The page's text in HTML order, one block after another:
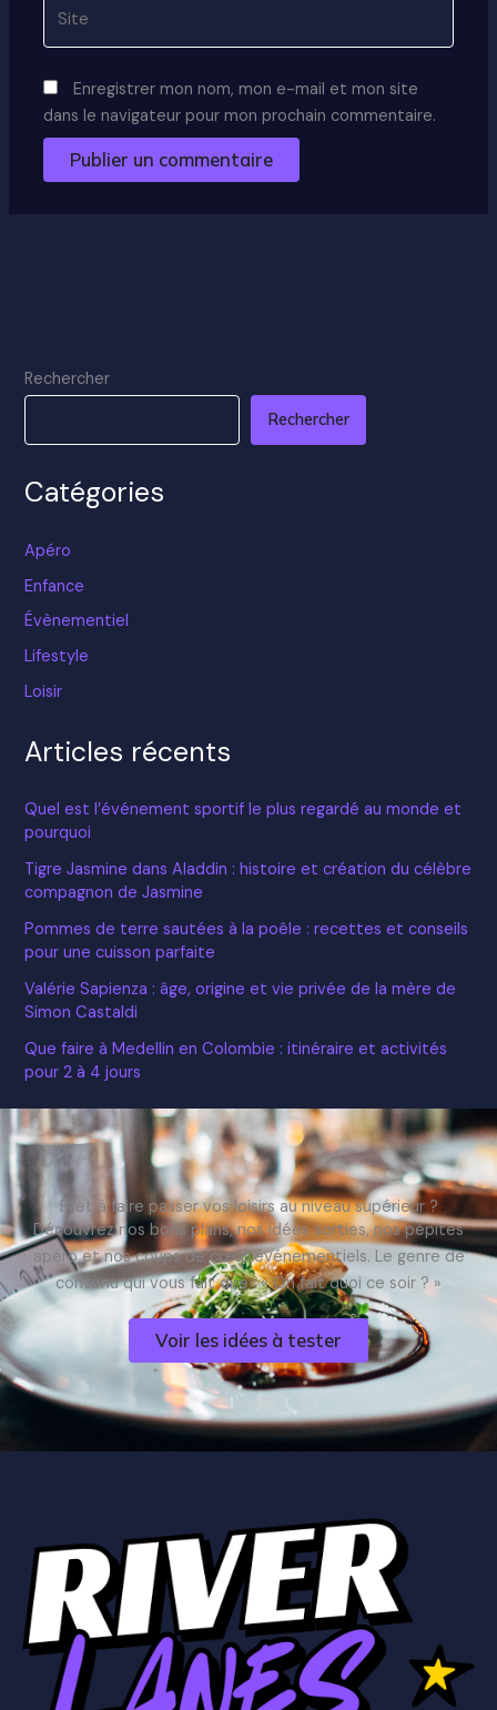
Enregistrer mon nom, mon e-mail et mon site
dans le navigateur pour mon prochain commentaire.
Rechercher
Rechercher
Catégories
Apéro
Enfance
Évènementiel
Lifestyle
Loisir
Articles récents
Quel est l’événement sportif le plus regardé au monde et
pourquoi
Tigre Jasmine dans Aladdin : histoire et création du célèbre
compagnon de Jasmine
Pommes de terre sautées à la poêle : recettes et conseils
pour une cuisson parfaite
Valérie Sapienza : âge, origine et vie privée de la mère de
Simon Castaldi
Que faire à Medellin en Colombie : itinéraire et activités
pour 2 à 4 jours
Prêt à faire passer vos loisirs au niveau supérieur ?
Découvrez nos bons plans, nos idées sorties, nos pépites
apéro et nos coups de cœur événementiels. Le genre de
contenu qui vous fait dire : « On fait quoi ce soir ? »
Voir les idées à tester